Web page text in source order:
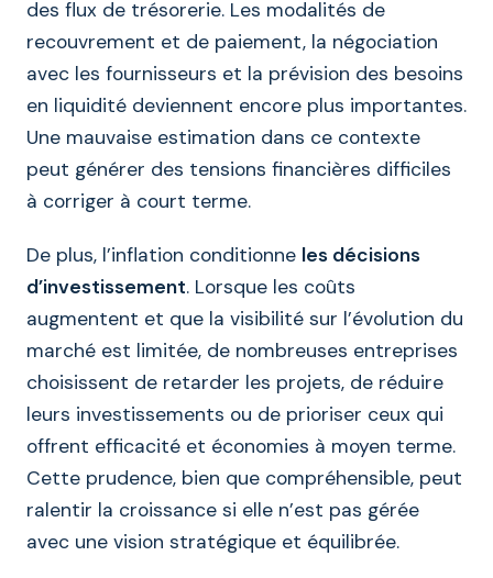
des flux de trésorerie. Les modalités de
recouvrement et de paiement, la négociation
avec les fournisseurs et la prévision des besoins
en liquidité deviennent encore plus importantes.
Une mauvaise estimation dans ce contexte
peut générer des tensions financières difficiles
à corriger à court terme.
De plus, l’inflation conditionne les décisions
d’investissement. Lorsque les coûts
augmentent et que la visibilité sur l’évolution du
marché est limitée, de nombreuses entreprises
choisissent de retarder les projets, de réduire
leurs investissements ou de prioriser ceux qui
offrent efficacité et économies à moyen terme.
Cette prudence, bien que compréhensible, peut
ralentir la croissance si elle n’est pas gérée
avec une vision stratégique et équilibrée.